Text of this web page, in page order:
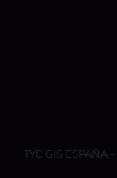
TYC GIS ESPAÑA